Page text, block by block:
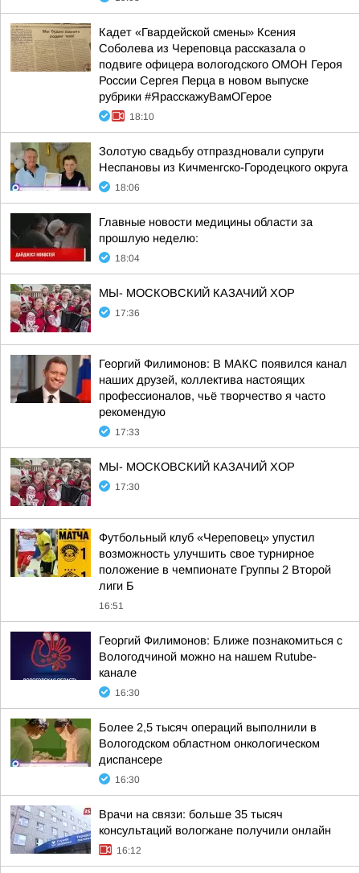
Кадет «Гвардейской смены» Ксения
Соболева из Череповца рассказала о
подвиге офицера вологодского ОМОН Героя
России Сергея Перца в новом выпуске
рубрики #ЯрасскажуВамОГерое
18:10
Золотую свадьбу отпраздновали супруги
Неспановы из Кичменгско-Городецкого округа
18:06
Главные новости медицины области за
прошлую неделю:
18:04
МЫ- МОСКОВСКИЙ КАЗАЧИЙ ХОР
17:36
Георгий Филимонов: В МАКС появился канал
наших друзей, коллектива настоящих
профессионалов, чьё творчество я часто
рекомендую
17:33
МЫ- МОСКОВСКИЙ КАЗАЧИЙ ХОР
17:30
Футбольный клуб «Череповец» упустил
возможность улучшить свое турнирное
положение в чемпионате Группы 2 Второй
лиги Б
16:51
Георгий Филимонов: Ближе познакомиться с
Вологодчиной можно на нашем Rutube-
канале
16:30
Более 2,5 тысяч операций выполнили в
Вологодском областном онкологическом
диспансере
16:30
Врачи на связи: больше 35 тысяч
консультаций вологжане получили онлайн
16:12